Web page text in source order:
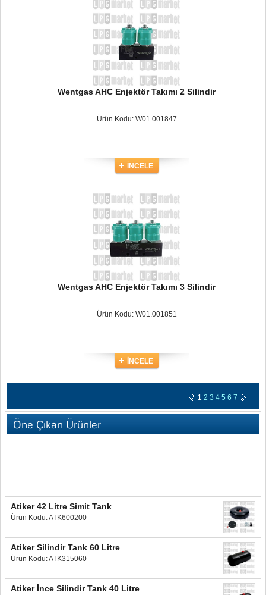
Wentgas AHC Enjektör Takımı 2 Silindir
Ürün Kodu: W01.001847
İNCELE
Wentgas AHC Enjektör Takımı 3 Silindir
Ürün Kodu: W01.001851
İNCELE
1 2 3 4 5 6 7
Öne Çıkan Ürünler
Atiker 42 Litre Simit Tank
Ürün Kodu: ATK600200
Atiker Silindir Tank 60 Litre
Ürün Kodu: ATK315060
Atiker İnce Silindir Tank 40 Litre